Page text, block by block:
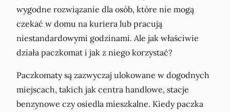
wygodne rozwiązanie dla osób, które nie mogą
czekać w domu na kuriera lub pracują
niestandardowymi godzinami. Ale jak właściwie
działa paczkomat i jak z niego korzystać?
Paczkomaty są zazwyczaj ulokowane w dogodnych
miejscach, takich jak centra handlowe, stacje
benzynowe czy osiedla mieszkalne. Kiedy paczka